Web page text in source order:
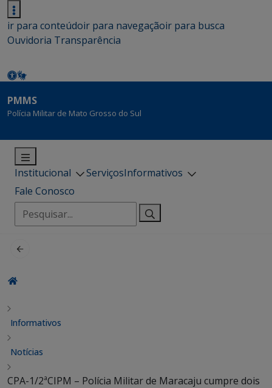
ir para conteúdoir para navegaçãoir para busca
Ouvidoria Transparência
PMMS
Polícia Militar de Mato Grosso do Sul
Institucional ServiçosInformativos
Fale Conosco
Pesquisar
por:
Informativos
Notícias
CPA-1/2ªCIPM – Polícia Militar de Maracaju cumpre dois